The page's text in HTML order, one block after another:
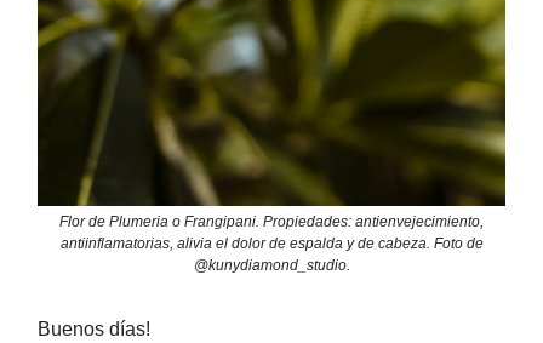
Flor de Plumeria o Frangipani. Propiedades: antienvejecimiento,
antiinflamatorias, alivia el dolor de espalda y de cabeza. Foto de
@kunydiamond_studio.
Buenos días!